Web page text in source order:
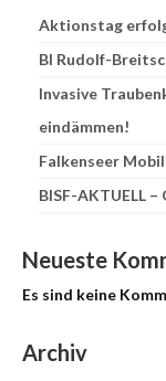
Aktionstag
BI Rudolf-
Invasive
eindämmen!
Falkenseer
BISF-AKTUELL
Neueste
Es sind keine
Archiv